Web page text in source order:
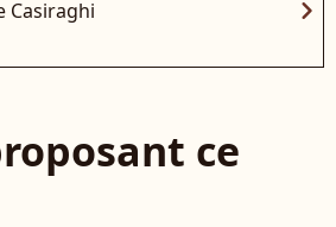
Casiraghi chevron_right
ce